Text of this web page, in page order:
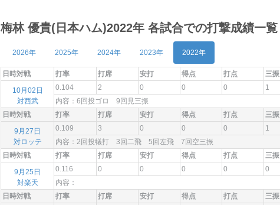
梅林 優貴(日本ハム)2022年 各試合での打撃成績一覧
2026年 2025年 2024年 2023年 2022年
日時対戦 打率 打席 安打 得点 打点 三振
10月02日
対西武
0.104 2 0 0 0 1
内容：6回投ゴロ 9回見三振
日時対戦
打率 打席 安打 得点 打点 三振
9月27日
対ロッテ
0.109 3 0 0 0 1
内容：2回投犠打 3回二飛 5回左飛 7回空三振
日時対戦
打率 打席 安打 得点 打点 三振
9月25日
対楽天
0.116 0 0 0 0 0
内容：
日時対戦
打率 打席 安打 得点 打点 三振